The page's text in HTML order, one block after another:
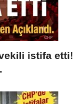
istifa etti!